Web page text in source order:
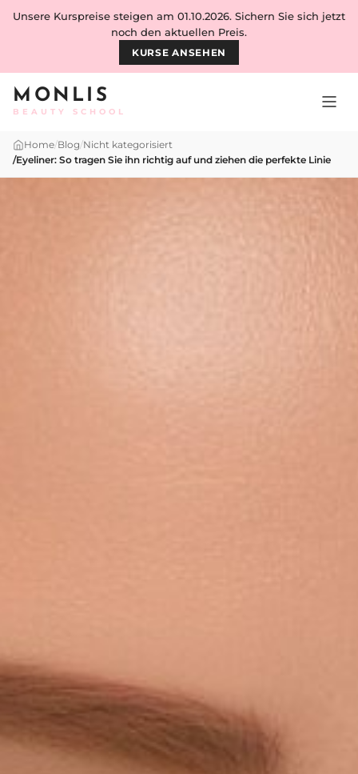
Skip to content
MONLIS
BEAUTY SCHOOL
Unsere Kurspreise steigen am 01.10.2026. Sichern Sie sich jetzt
noch den aktuellen Preis.
KURSE ANSEHEN
Home/Blog/Nicht kategorisiert
/Eyeliner: So tragen Sie ihn richtig auf und ziehen die perfekte Linie